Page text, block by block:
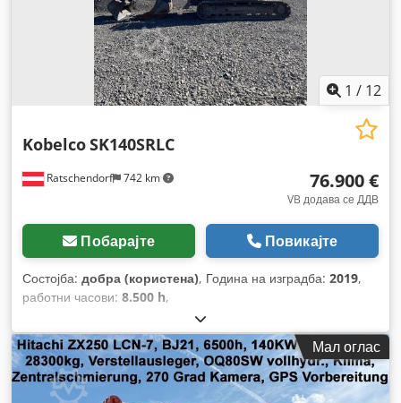
1 / 12
Ratschendorf 742 km
KobelcoSK140SRLC
76.900 €
VB додава се ДДВ
Побарајте Повикајте
Состојба: добра (користена), Година на изградба: 2019,
работни часови: 8.500 h,
Мал оглас